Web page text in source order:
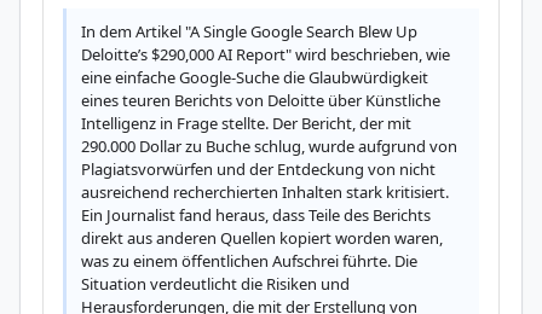
In dem Artikel "A Single Google Search Blew Up
Deloitte’s $290,000 AI Report" wird beschrieben, wie
eine einfache Google-Suche die Glaubwürdigkeit
eines teuren Berichts von Deloitte über Künstliche
Intelligenz in Frage stellte. Der Bericht, der mit
290.000 Dollar zu Buche schlug, wurde aufgrund von
Plagiatsvorwürfen und der Entdeckung von nicht
ausreichend recherchierten Inhalten stark kritisiert.
Ein Journalist fand heraus, dass Teile des Berichts
direkt aus anderen Quellen kopiert worden waren,
was zu einem öffentlichen Aufschrei führte. Die
Situation verdeutlicht die Risiken und
Herausforderungen, die mit der Erstellung von